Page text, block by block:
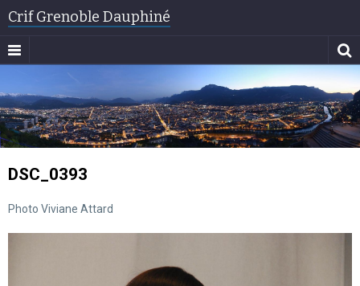
Crif Grenoble Dauphiné
DSC_0393
Photo Viviane Attard